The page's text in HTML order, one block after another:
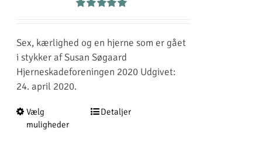
Sex, kærlighed og en hjerne som er gået
i stykker af Susan Søgaard
Hjerneskadeforeningen 2020 Udgivet:
24. april 2020.
Vælg
muligheder
DetteDetaljer